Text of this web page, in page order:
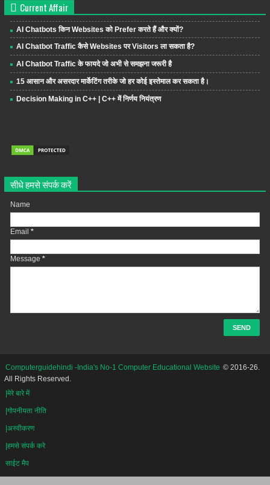
Current Affair
AI Chatbots किन Websites को Prefer करते हैं और क्यों?
AI Chatbot Traffic कैसे Websites पर Visitors ला सकता है?
AI Chatbot Traffic के फायदे जो अभी से समझना जरूरी है
15 आसान और असरदार मार्केटिंग तरीके जो हर कोई इस्तेमाल कर सकता है।
Decision Making in C++ | C++ में निर्णय नियंत्रण
सीधे हमसे संपर्क करें
Name
Email *
Message *
Computerguidehindi -India's No-1 Computer Educational Website © 2016-26.
All Rights Reserved.
|मेरे बारे में
|गोपनीयता नीति
|अस्वीकरण
|हमसे संपर्क करे
साईट मैप